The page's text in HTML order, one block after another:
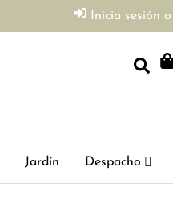
Inicia sesión o
Jardín Despacho